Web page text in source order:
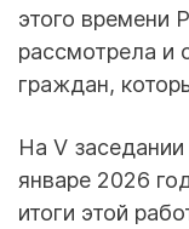
этого времени
рассмотрела и
граждан,
На V
январе 2026
итоги этой